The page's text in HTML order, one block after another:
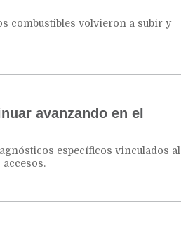
combustibles volvieron a subir y
avanzando en el
específicos vinculados al